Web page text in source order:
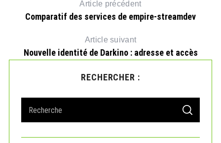
Article précédent
Comparatif des services de empire-streamdev
Article suivant
Nouvelle identité de Darkino : adresse et accès
RECHERCHER :
r
S
A
C